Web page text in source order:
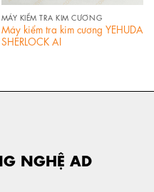
MÁY KIỂM TRA KIM CƯƠNG
Máy kiểm tra kim cương YEHUDA
SHERLOCK AI
NGHỆ AD